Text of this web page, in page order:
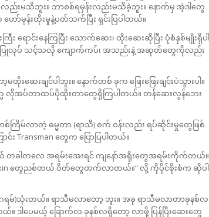
ည်းမသိဘူး။ ဘာစစ်ရမှန်းလည်းမသိခဲ့ဘူး။ နောက်မှ အဲ့ဒါတွေ
ာ်မုန်းထိုးမှုနဲ့ပတ်သက်ပြီး ရှင်းပြပါတယ်။
ရောင်းနေကြပြီး သောက်ဆေး၊ ထိုးဆေးဆိုပြီး ပုံစံနှစ်မျိုးရှိပါ
ာ ပြုလုပ် သင့်သလို ကျောက်ကပ်၊ အသည်းနဲ့ အဆုတ်တွေကိုလည်း
ဆေးချင်ပါဘူး။ နောက်တစ် ခုက ဖြေးဖြေးချင်းပဲသွားပါ။
ေ လိုအပ်တာထပ်ပိုထိုးတာတွေရှိကြပါတယ်။ တန်ဆေးလွန်ဘေး
ကြိမ်လာတဲ့ ဓမ္မတာ (ရာသီ) စက် ဝန်းလည်း ရပ်ဆိုင်းမှုတွေဖြစ်
တွေက ပြောပြပါတယ်။
တခါတလေ အရမ်းအေးရင် ကျနော်အရိုးတွေအရမ်းကိုက်တယ်။
တွေညစ်တယ် ဝိတ်တွေတက်လာတယ်။” လို့ ကိုပိုင်စိုးစံက ဆိုပါ
မ်)သုံးတယ်။ ရာသီမလာတော့ ဘူး။ အခု ရာသီမလာတာခုနစ်လ
ါပေမယ့် ခြောက်လ ခုနစ်လရှိတော့ လာဖို့ ပြန်ပြီးဆေးတွေ